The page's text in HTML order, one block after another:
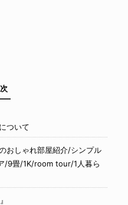
ついて
おしゃれ部屋紹介/シンプル
/9畳/1K/room tour/1人暮ら